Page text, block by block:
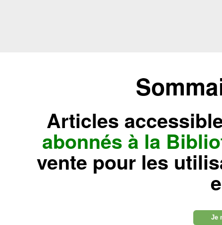
Articles
abonnés à la
vente pour les
Je